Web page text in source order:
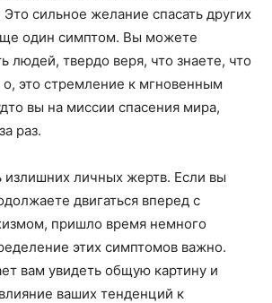
сильное желание спасать других
один симптом. Вы можете
людей, твердо веря, что знаете, что
это стремление к мгновенным
вы на миссии спасения мира,
раз.
излишних личных жертв. Если вы
двигаться вперед с
пришло время немного
этих симптомов важно.
вам увидеть общую картину и
ваших тенденций к